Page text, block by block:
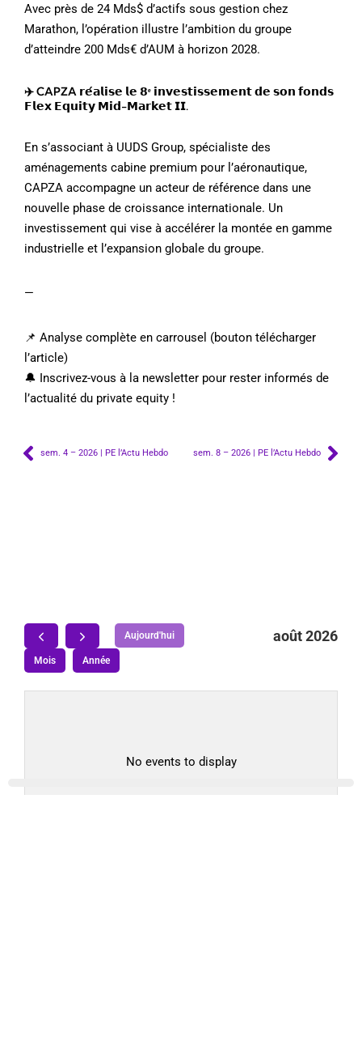
Avec près de 24 Mds$ d’actifs sous gestion chez
Marathon, l’opération illustre l’ambition du groupe
d’atteindre 200 Mds€ d’AUM à horizon 2028.
✈️ CAPZA 𝗿𝗲́𝗮𝗹𝗶𝘀𝗲 𝗹𝗲 𝟴ᵉ 𝗶𝗻𝘃𝗲𝘀𝘁𝗶𝘀𝘀𝗲𝗺𝗲𝗻𝘁 𝗱𝗲 𝘀𝗼𝗻 𝗳𝗼𝗻𝗱𝘀
𝗙𝗹𝗲𝘅 𝗘𝗾𝘂𝗶𝘁𝘆 𝗠𝗶𝗱-𝗠𝗮𝗿𝗸𝗲𝘁 𝗜𝗜.
En s’associant à UUDS Group, spécialiste des
aménagements cabine premium pour l’aéronautique,
CAPZA accompagne un acteur de référence dans une
nouvelle phase de croissance internationale. Un
investissement qui vise à accélérer la montée en gamme
industrielle et l’expansion globale du groupe.
—
📌 Analyse complète en carrousel (bouton télécharger
l’article)
🔔 Inscrivez-vous à la newsletter pour rester informés de
l’actualité du private equity !
sem. 4 – 2026 | PE l’Actu Hebdo sem. 8 – 2026 | PE l’Actu Hebdo
Aujourd'hui août 2026
Mois Année
No events to display